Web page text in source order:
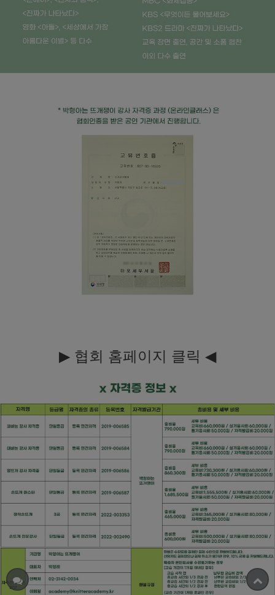
▶ 협회 홈페이지 클릭 ◀